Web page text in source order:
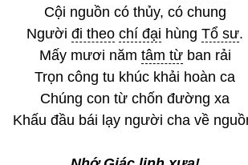
Cội nguồn có thủy, có chung
Người đi theo chí đại hùng Tổ sư.
Mấy mươi năm tâm từban rải
Trọn công tu khúc khải hoàn ca
Chúng con từ chốn đường xa
Khấu đầu bái lạy người cha về